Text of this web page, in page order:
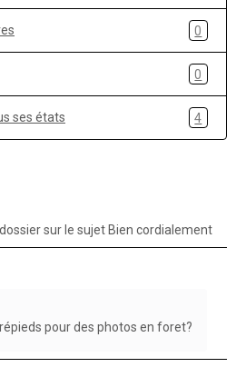
0
0
ses états 4
sur le sujet Bien cordialement
pour des photos en foret?